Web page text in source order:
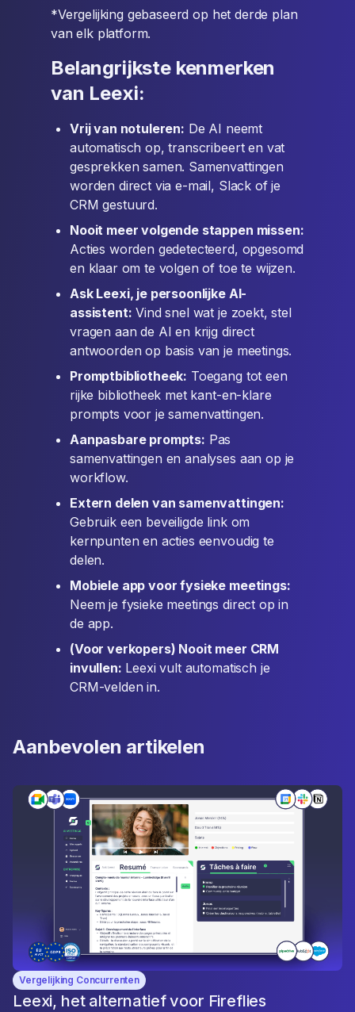
*Vergelijking gebaseerd op het derde plan
van elk platform.
Belangrijkste kenmerken
van Leexi:
Vrij van notuleren: De AI neemt
automatisch op, transcribeert en vat
gesprekken samen. Samenvattingen
worden direct via e-mail, Slack of je
CRM gestuurd.
Nooit meer volgende stappen missen:
Acties worden gedetecteerd, opgesomd
en klaar om te volgen of toe te wijzen.
Ask Leexi, je persoonlijke AI-
assistent: Vind snel wat je zoekt, stel
vragen aan de AI en krijg direct
antwoorden op basis van je meetings.
Promptbibliotheek: Toegang tot een
rijke bibliotheek met kant-en-klare
prompts voor je samenvattingen.
Aanpasbare prompts: Pas
samenvattingen en analyses aan op je
workflow.
Extern delen van samenvattingen:
Gebruik een beveiligde link om
kernpunten en acties eenvoudig te
delen.
Mobiele app voor fysieke meetings:
Neem je fysieke meetings direct op in
de app.
(Voor verkopers) Nooit meer CRM
invullen: Leexi vult automatisch je
CRM-velden in.
Aanbevolen artikelen
Vergelijking Concurrenten
Leexi, het alternatief voor Fireflies